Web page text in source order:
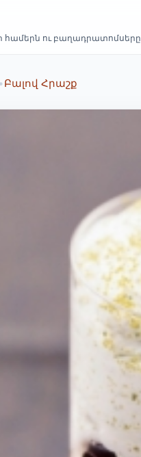
ու բաղադրատոմսերը
•Բալով Հրաշք